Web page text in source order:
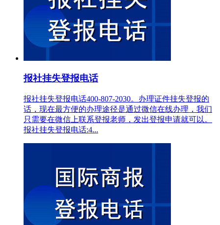
报社挂失登报电话
报社挂失登报电话400-807-2030。办理证件挂失登报的
话，现在最方便的办理途径是通过微信在线办理，我们
只需要在微信上联系登报老师，发出登报申请就可以。
报社挂失登报电话:4...